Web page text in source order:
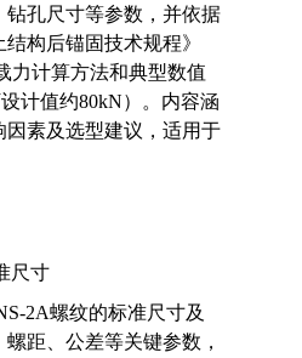
孔尺寸等参数，并依据
构后锚固技术规程》
力计算方法和典型数值
计值约80kN）。内容涵
素及选型建议，适用于
尺寸
2A螺纹的标准尺寸及
距、公差等关键参数，